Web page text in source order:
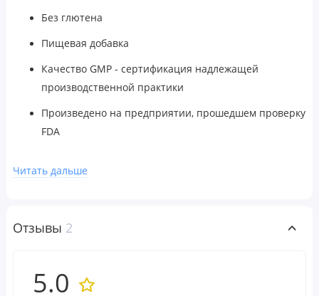
Без глютена
Пищевая добавка
Качество GMP - сертификация надлежащей
производственной практики
Произведено на предприятии, прошедшем проверку
FDA
организме, необходимая для подпитки АТФ для
получить.
нацелена на выработку гликогена в организме, давая вам
Читать дальше
Отзывы 2
5.0